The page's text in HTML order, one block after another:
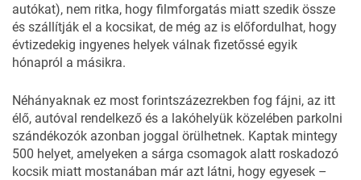
autókat), nem ritka, hogy filmforgatás miatt szedik össze
és szállítják el a kocsikat, de még az is előfordulhat, hogy
évtizedekig ingyenes helyek válnak fizetőssé egyik
hónapról a másikra.
Néhányaknak ez most forintszázezrekben fog fájni, az itt
élő, autóval rendelkező és a lakóhelyük közelében parkolni
szándékozók azonban joggal örülhetnek. Kaptak mintegy
500 helyet, amelyeken a sárga csomagok alatt roskadozó
kocsik miatt mostanában már azt látni, hogy egyesek –